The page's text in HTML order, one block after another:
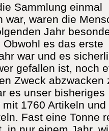
Sammlung einmal
war, waren die
Jahr
es das erste
war und es
gefallen ist, noch
Zweck abzwacken
es unser bisheriges
mit 1760 Artikeln und
Fast eine Tonne